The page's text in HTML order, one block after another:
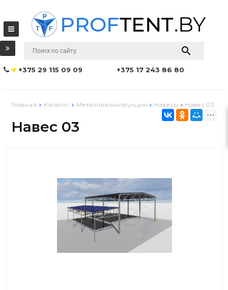
+375 29 115 09 09 +375 17 243 86 80
Главная Каталог Металлоконструкции Навесы Навес 03
Навес 03